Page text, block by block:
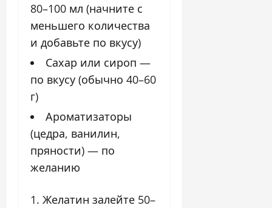
80–100 мл (начните с
меньшего количества
и добавьте по вкусу)
Сахар или сироп —
по вкусу (обычно 40–60
г)
Ароматизаторы
(цедра, ванилин,
пряности) — по
желанию
Желатин залейте 50–